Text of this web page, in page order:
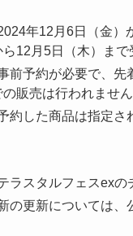
年12月6日（金）
ら12月5日（木）ま
前予約が必要で、先
の販売は行われません
約した商品は指定さ
ラスタルフェスex
の更新については、